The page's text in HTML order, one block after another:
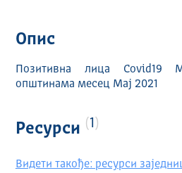
Опис
Позитивна лица Covid19
општинама месец Мај 2021
Ресурси 1
Видети такође: ресурси